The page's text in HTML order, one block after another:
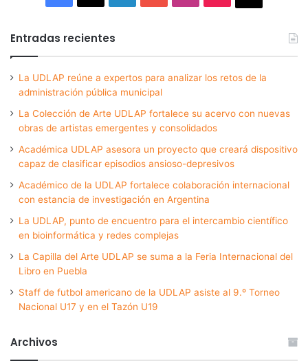
Entradas recientes
La UDLAP reúne a expertos para analizar los retos de la
administración pública municipal
La Colección de Arte UDLAP fortalece su acervo con nuevas
obras de artistas emergentes y consolidados
Académica UDLAP asesora un proyecto que creará dispositivo
capaz de clasificar episodios ansioso-depresivos
Académico de la UDLAP fortalece colaboración internacional
con estancia de investigación en Argentina
La UDLAP, punto de encuentro para el intercambio científico
en bioinformática y redes complejas
La Capilla del Arte UDLAP se suma a la Feria Internacional del
Libro en Puebla
Staff de futbol americano de la UDLAP asiste al 9.º Torneo
Nacional U17 y en el Tazón U19
Archivos